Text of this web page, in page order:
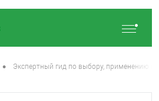
• Экспертный гид по выбору, применению и